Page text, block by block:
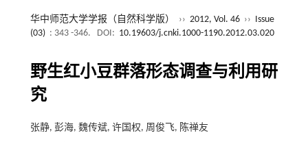
华中师范大学学报（自然科学版） ›› 2012, Vol. 46 ››
Issue
(03) : 343 -346. DOI: 10.19603/j.cnki.1000-1190.2012.03.020
野生红小豆群落形态调查与利用研
究
张静, 彭海, 魏传斌, 许国权, 周俊飞, 陈禅友